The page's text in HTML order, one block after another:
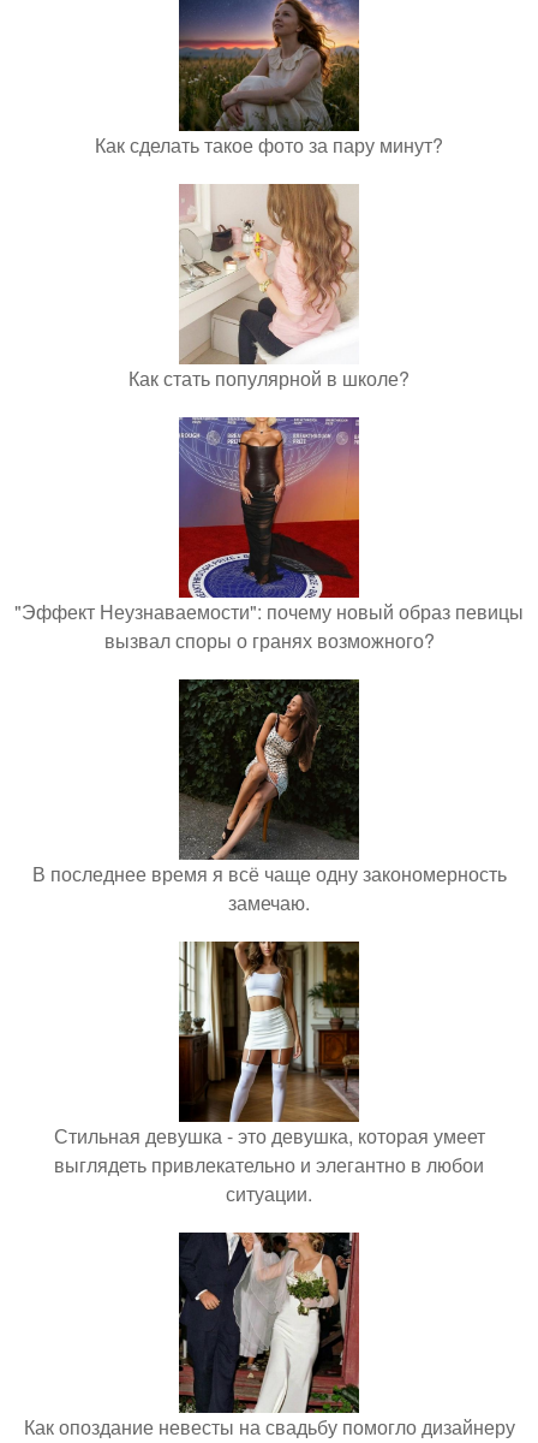
Как сделать такое фото за пару минут?
Как стать популярной в школе?
"Эффект Неузнаваемости": почему новый образ певицы
вызвал споры о гранях возможного?
В последнее время я всё чаще одну закономерность
замечаю.
Стильная девушка - это девушка, которая умеет
выглядеть привлекательно и элегантно в любои
ситуации.
Как опоздание невесты на свадьбу помогло дизайнеру